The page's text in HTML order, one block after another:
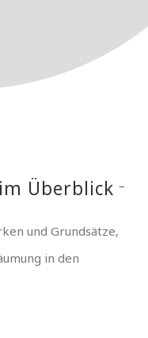
Überblick
und Grundsätze,
in den